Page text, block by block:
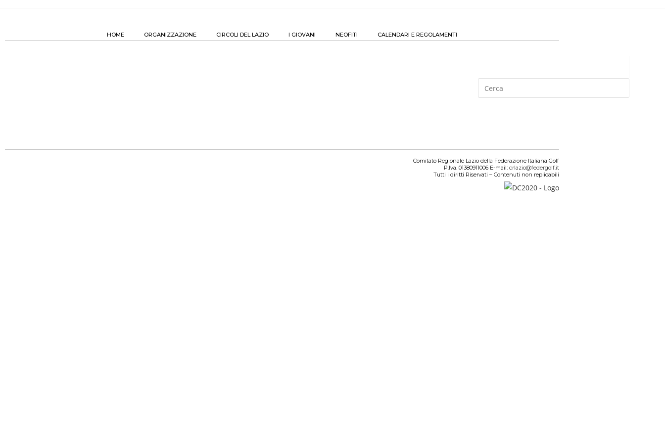
HOME ORGANIZZAZIONE CIRCOLI DEL LAZIO I GIOVANI NEOFITI CALENDARI E REGOLAMENTI
Comitato Regionale Lazio della Federazione Italiana Golf
P.Iva. 01380911006 E-mail: crlazio@federgolf.it
Tutti i diritti Riservati – Contenuti non replicabili